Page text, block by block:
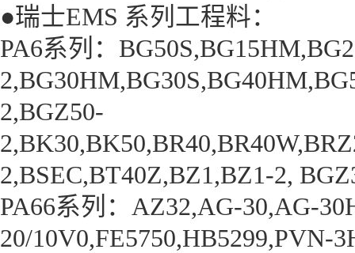
●瑞士EMS 系列工程料：
PA6系列：
2,BGZ50-
2,BSEC,BT40Z,BZ1,BZ1-2,
PA66系列：AZ32,AG-30,AG-
20/10V0,FE5750,HB5299,PVN-